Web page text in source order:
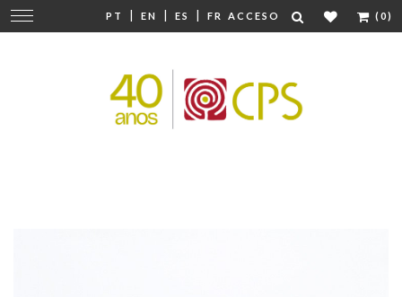
PT | EN | ES | FR ACCESO (0)
Cambiar
navegación